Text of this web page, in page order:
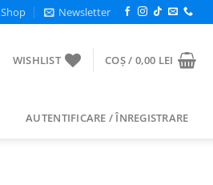
Shop Newsletter
WISHLIST COȘ / 0,00 LEI
AUTENTIFICARE / ÎNREGISTRARE